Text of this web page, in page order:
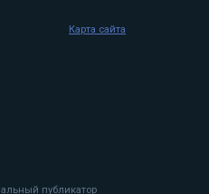
публикатор
Карта сайта